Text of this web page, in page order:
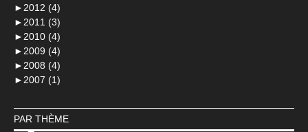
► 2012 (4)
► 2011 (3)
► 2010 (4)
► 2009 (4)
► 2008 (4)
► 2007 (1)
PAR THÈME